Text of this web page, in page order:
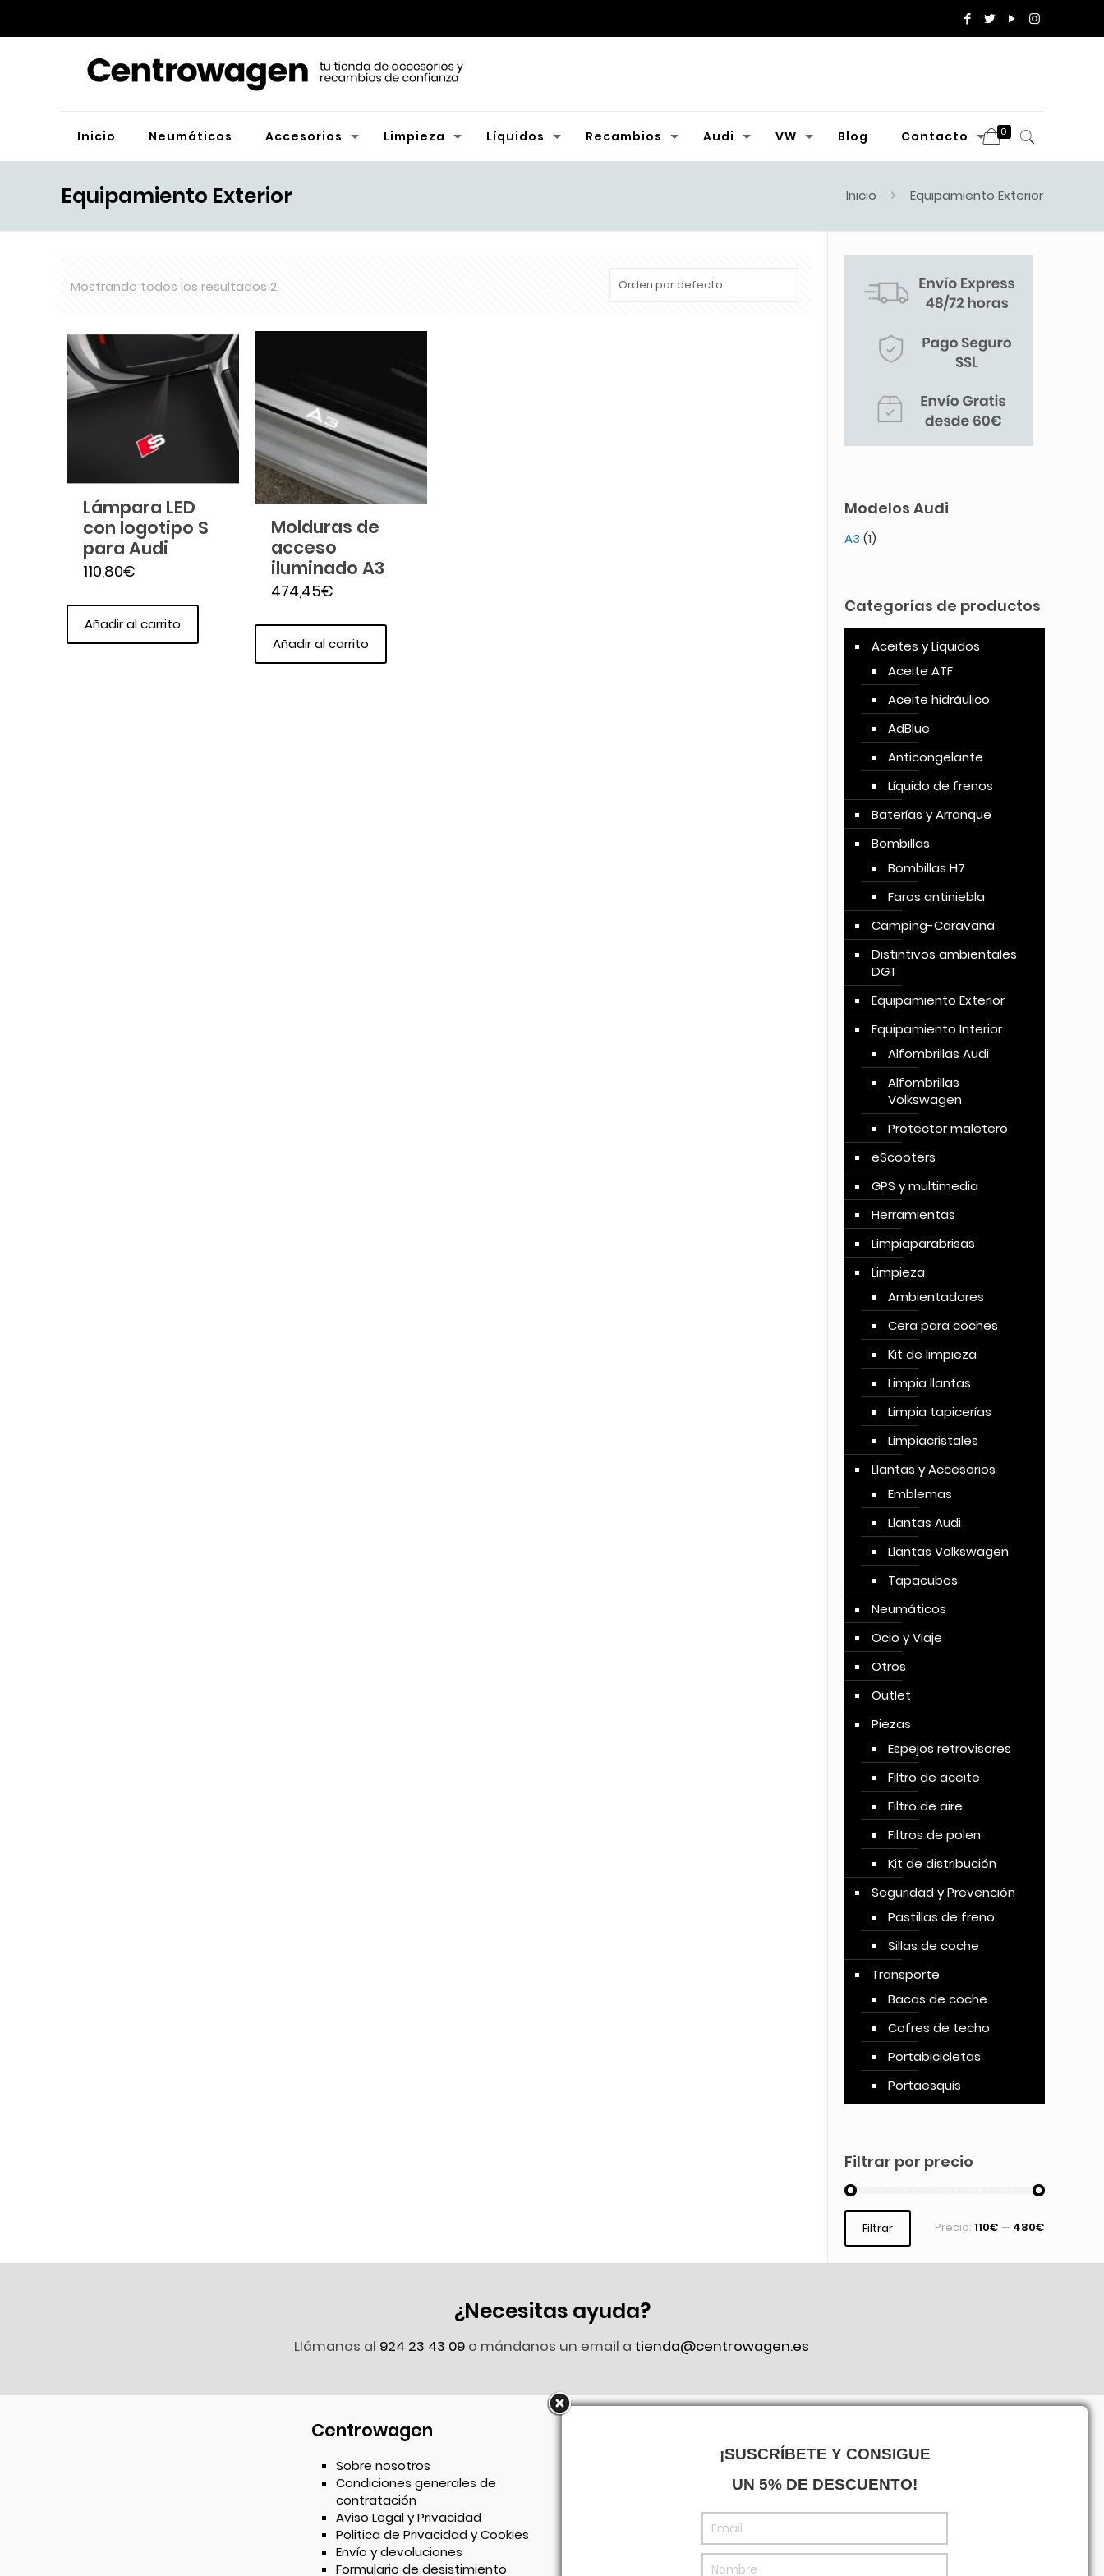
Inicio Neumáticos Accesorios Limpieza Líquidos Recambios Audi VW Blog Contacto 0
Equipamiento Exterior Inicio Equipamiento Exterior
Mostrando todos los resultados 2
Lámpara LED
con logotipo S
para Audi
110,80€
Añadir al carrito
Molduras de
acceso
iluminado A3
474,45€
Añadir al carrito
Modelos Audi
A3 (1)
Categorías de productos
Aceites y Líquidos
Aceite ATF
Aceite hidráulico
AdBlue
Anticongelante
Líquido de frenos
Baterías y Arranque
Bombillas
Bombillas H7
Faros antiniebla
Camping-Caravana
Distintivos ambientales
DGT
Equipamiento Exterior
Equipamiento Interior
Alfombrillas Audi
Alfombrillas
Volkswagen
Protector maletero
eScooters
GPS y multimedia
Herramientas
Limpiaparabrisas
Limpieza
Ambientadores
Cera para coches
Kit de limpieza
Limpia llantas
Limpia tapicerías
Limpiacristales
Llantas y Accesorios
Emblemas
Llantas Audi
Llantas Volkswagen
Tapacubos
Neumáticos
Ocio y Viaje
Otros
Outlet
Piezas
Espejos retrovisores
Filtro de aceite
Filtro de aire
Filtros de polen
Kit de distribución
Seguridad y Prevención
Pastillas de freno
Sillas de coche
Transporte
Bacas de coche
Cofres de techo
Portabicicletas
Portaesquís
Filtrar por precio
Filtrar Precio: 110€ — 480€
¿Necesitas ayuda?
Llámanos al 924 23 43 09 o mándanos un email a tienda@centrowagen.es
Centrowagen
Sobre nosotros
Condiciones generales de
contratación
Aviso Legal y Privacidad
Politica de Privacidad y Cookies
Envío y devoluciones
Formulario de desistimiento
¡SUSCRÍBETE Y CONSIGUE
UN 5% DE DESCUENTO!